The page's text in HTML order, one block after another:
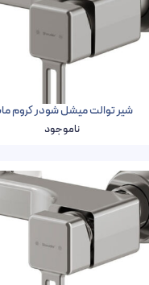
شیر توالت میشل شودر کروم مات
ناموجود